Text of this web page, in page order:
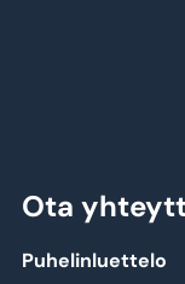
Ota
Puhelinluettelo